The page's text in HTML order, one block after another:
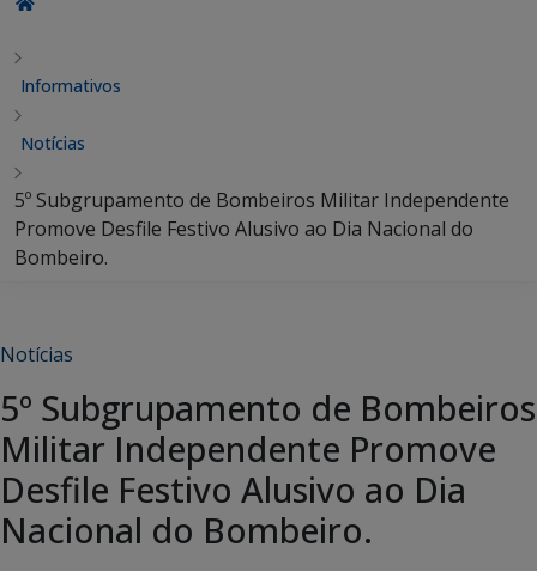
Informativos
Notícias
5º Subgrupamento de Bombeiros Militar Independente
Promove Desfile Festivo Alusivo ao Dia Nacional do
Bombeiro.
Notícias
5º Subgrupamento de Bombeiros
Militar Independente Promove
Desfile Festivo Alusivo ao Dia
Nacional do Bombeiro.